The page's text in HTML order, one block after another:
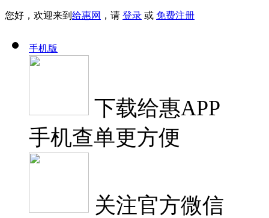
您好，欢迎来到 给惠网 ，请 登录 或 免费注册
手机版
下载给惠APP
手机查单更方便
关注官方微信